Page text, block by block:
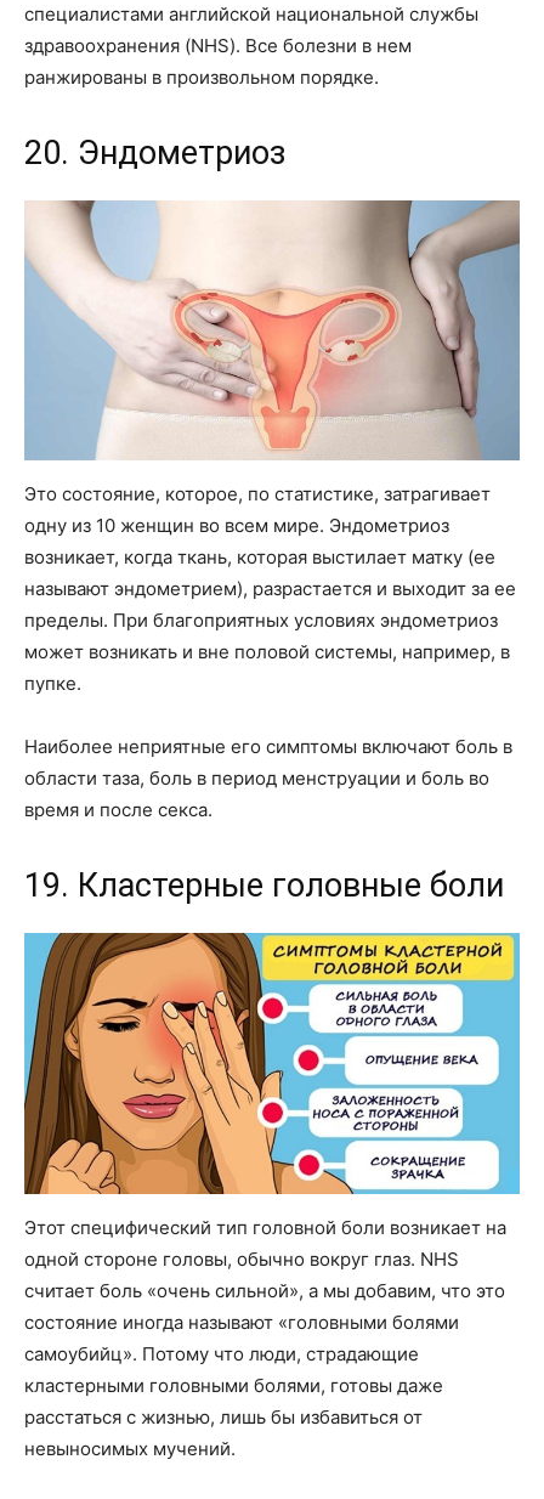
специалистами английской национальной службы
здравоохранения (NHS). Все болезни в нем
ранжированы в произвольном порядке.
20. Эндометриоз
Это состояние, которое, по статистике, затрагивает
одну из 10 женщин во всем мире. Эндометриоз
возникает, когда ткань, которая выстилает матку (ее
называют эндометрием), разрастается и выходит за ее
пределы. При благоприятных условиях эндометриоз
может возникать и вне половой системы, например, в
пупке.
Наиболее неприятные его симптомы включают боль в
области таза, боль в период менструации и боль во
время и после секса.
19. Кластерные головные боли
Этот специфический тип головной боли возникает на
одной стороне головы, обычно вокруг глаз. NHS
считает боль «очень сильной», а мы добавим, что это
состояние иногда называют «головными болями
самоубийц». Потому что люди, страдающие
кластерными головными болями, готовы даже
расстаться с жизнью, лишь бы избавиться от
невыносимых мучений.